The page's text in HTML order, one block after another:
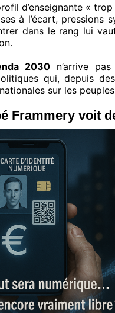
d’enseignante «
à l’écart, pressions
dans le rang lui
2030n’arrive
qui, depuis
sur les
Frammery voit